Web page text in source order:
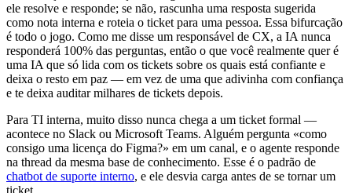
ele resolve e responde; se não, rascunha uma resposta sugerida
como nota interna e roteia o ticket para uma pessoa. Essa bifurcação
é todo o jogo. Como me disse um responsável de CX, a IA nunca
responderá 100% das perguntas, então o que você realmente quer é
uma IA que só lida com os tickets sobre os quais está confiante e
deixa o resto em paz — em vez de uma que adivinha com confiança
e te deixa auditar milhares de tickets depois.
Para TI interna, muito disso nunca chega a um ticket formal —
acontece no Slack ou Microsoft Teams. Alguém pergunta «como
consigo uma licença do Figma?» em um canal, e o agente responde
na thread da mesma base de conhecimento. Esse é o padrão de
chatbot de suporte interno, e ele desvia carga antes de se tornar um